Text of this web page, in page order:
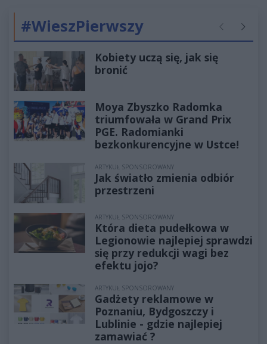
#WieszPierwszy Poprzednie
Kobiety uczą się, jak się
bronić
Moya Zbyszko Radomka
triumfowała w Grand Prix
PGE. Radomianki
bezkonkurencyjne w Ustce!
ARTYKUŁ SPONSOROWANY
Jak światło zmienia odbiór
przestrzeni
ARTYKUŁ SPONSOROWANY
Która dieta pudełkowa w
Legionowie najlepiej sprawdzi
się przy redukcji wagi bez
efektu jojo?
ARTYKUŁ SPONSOROWANY
Gadżety reklamowe w
Poznaniu, Bydgoszczy i
Lublinie - gdzie najlepiej
zamawiać ?